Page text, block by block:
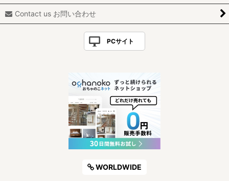
Contact us お問い合わせ
PCサイト
WORLDWIDE